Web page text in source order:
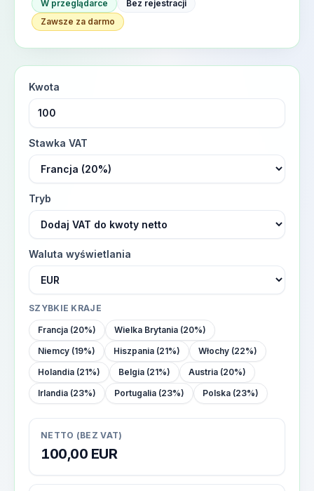
W przeglądarce
Bez rejestracji
Zawsze za darmo
Kwota
Stawka VAT
Tryb
Waluta wyświetlania
SZYBKIE KRAJE
Francja (20%)
Wielka Brytania (20%)
Niemcy (19%)
Hiszpania (21%)
Włochy (22%)
Holandia (21%)
Belgia (21%)
Austria (20%)
Irlandia (23%)
Portugalia (23%) Polska (23%)
NETTO (BEZ VAT)
100,00 EUR